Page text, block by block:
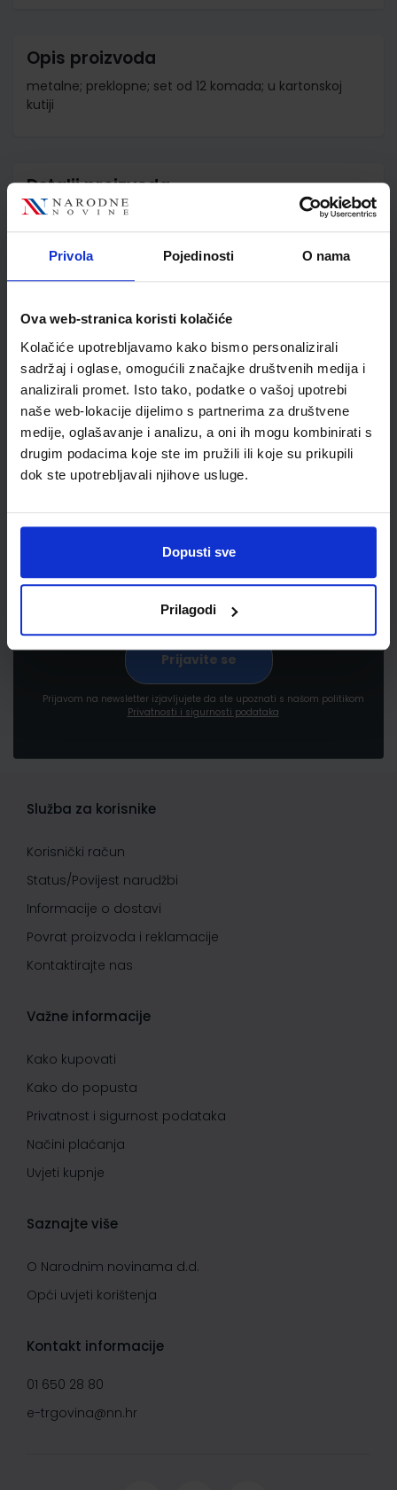
Privola Pojedinosti O nama
Ova web-stranica koristi kolačiće
Kolačiće upotrebljavamo kako bismo personalizirali
sadržaj i oglase, omogućili značajke društvenih medija i
analizirali promet. Isto tako, podatke o vašoj upotrebi
naše web-lokacije dijelimo s partnerima za društvene
medije, oglašavanje i analizu, a oni ih mogu kombinirati s
drugim podacima koje ste im pružili ili koje su prikupili
dok ste upotrebljavali njihove usluge.
Dopusti sve
Prilagodi
Opis proizvoda
metalne; preklopne; set od 12 komada; u kartonskoj
kutiji
Detalji proizvoda
Šifra proizvoda
Newsletter prijava
Prijavite se kako bi primali informacije o novim
proizvodima i uslugama, akcijama i drugim
pogodnostima
Prijavom na newsletter izjavljujete da ste upoznati s našom politikom
Privatnosti i sigurnosti podataka
Služba za korisnike
Korisnički račun
Status/Povijest narudžbi
Informacije o dostavi
Povrat proizvoda i reklamacije
Kontaktirajte nas
Važne informacije
Kako kupovati
Kako do popusta
Privatnost i sigurnost podataka
Načini plaćanja
Uvjeti kupnje
Saznajte više
O Narodnim novinama d.d.
Opći uvjeti korištenja
Kontakt informacije
01 650 28 80
e-trgovina@nn.hr